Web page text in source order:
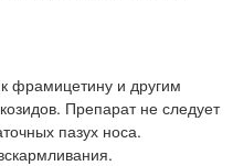
фрамицетину и другим
Препарат не следует
пазух носа.